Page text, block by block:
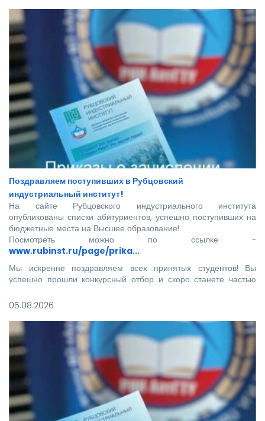
Поздравляем поступивших в Рубцовский
индустриальный институт!
На сайте Рубцовского индустриального института
опубликованы списки абитуриентов, успешно поступивших на
бюджетные места на Высшее образование!
Посмотреть можно по ссылке -
www.rubinst.ru/page/prika...
Мы искренне поздравляем всех принятых студентов! Вы
успешно прошли конкурсный отбор и скоро станете частью
05.08.2026